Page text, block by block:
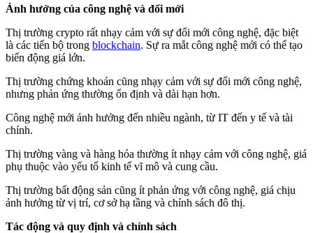
Ảnh hưởng của công nghệ và đổi mới
Thị trường crypto rất nhạy cảm với sự đổi mới công nghệ, đặc biệt
là các tiến bộ trong blockchain. Sự ra mắt công nghệ mới có thể tạo
biến động giá lớn.
Thị trường chứng khoán cũng nhạy cảm với sự đổi mới công nghệ,
nhưng phản ứng thường ổn định và dài hạn hơn.
Công nghệ mới ảnh hưởng đến nhiều ngành, từ IT đến y tế và tài
chính.
Thị trường vàng và hàng hóa thường ít nhạy cảm với công nghệ, giá
phụ thuộc vào yếu tố kinh tế vĩ mô và cung cầu.
Thị trường bất động sản cũng ít phản ứng với công nghệ, giá chịu
ảnh hưởng từ vị trí, cơ sở hạ tầng và chính sách đô thị.
Tác động và quy định và chính sách